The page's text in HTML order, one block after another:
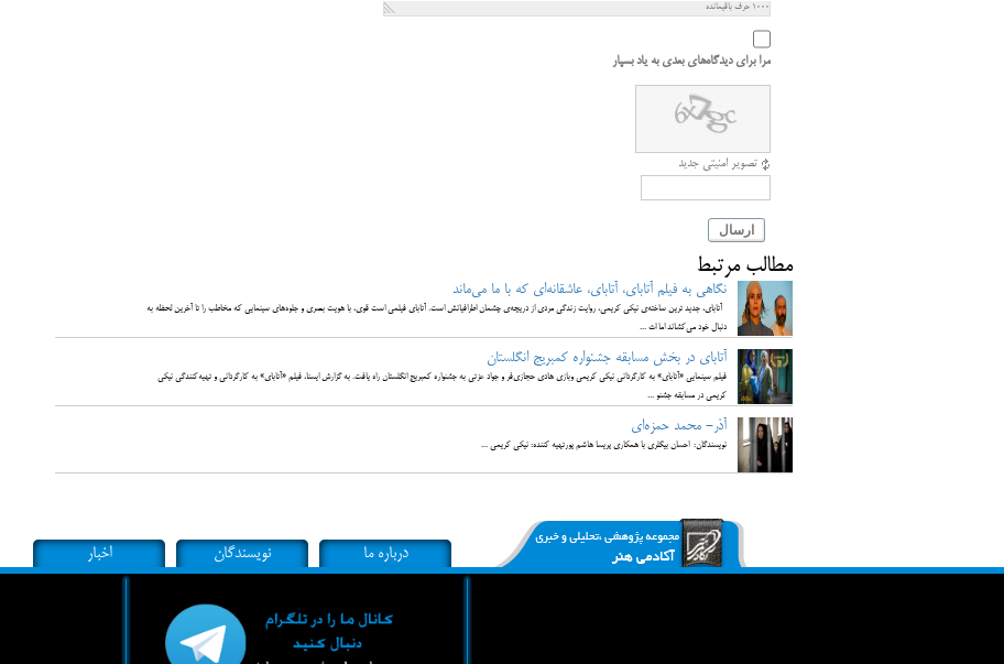
1000 حرف باقیمانده
مرا برای دیدگاه‌های بعدی به یاد بسپار
تصویر امنیتی جدید
ارسال
مطالب مرتبط
نگاهی به فیلم آتابای، آتابای، عاشقانه‌ای که با ما می‌ماند
آتابای، جدید ترین ساخته‌ی نیکی کریمی، روایت زندگی مردی از دریچه‌ی چشمان اطرافیانش است. آتابای فیلمی است قوی، با هویت بصری و جلوه‌های سینمایی که مخاطب را تا آخرین لحظه به
دنبال خود می‌کشاند اما اث ...
آتابای در بخش مسابقه جشنواره کمبریج انگلستان
فیلم سینمایی «آتابای» به کارگردانی نیکی کریمی وبازی هادی حجازی‌فر و جواد عزتی به جشنواره کمبریج انگلستان راه یافت. به گزارش ایسنا، فیلم «آتابای» به کارگردانی و تهیه‌کنندگی نیکی
کریمی در مسابقه جشنو ...
آذر- محمد حمزه‌ای
نویسندگان: احسان بیگلری با همکاری پریسا هاشم پورتهیه کننده: نیکی کریمی ...
درباره ما نویسندگان اخبار